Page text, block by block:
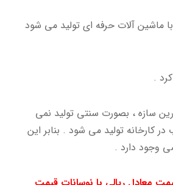
ماشین آلات حرفه ای تولید می شود
سازه ، بصورت سنتی تولید نمی
تولید می شود . بنابر این
وجود دارد .